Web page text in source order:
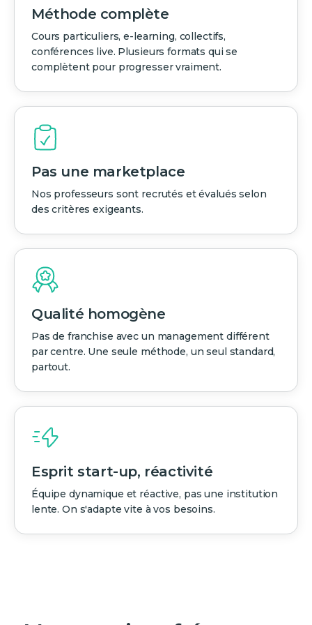
Méthode complète
Cours particuliers, e-learning, collectifs,
conférences live. Plusieurs formats qui se
complètent pour progresser vraiment.
Pas une marketplace
Nos professeurs sont recrutés et évalués selon
des critères exigeants.
Qualité homogène
Pas de franchise avec un management différent
par centre. Une seule méthode, un seul standard,
partout.
Esprit start-up, réactivité
Équipe dynamique et réactive, pas une institution
lente. On s'adapte vite à vos besoins.